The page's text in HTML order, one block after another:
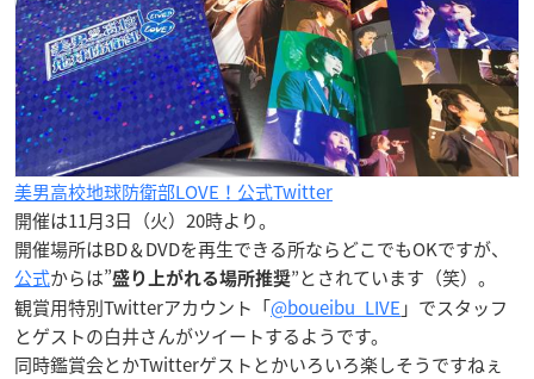
美男高校地球防衛部LOVE！公式Twitter
開催は11月3日（火）20時より。
開催場所はBD＆DVDを再生できる所ならどこでもOKですが、
公式からは”盛り上がれる場所推奨”とされています（笑）。
観賞用特別Twitterアカウント「@boueibu_LIVE 」でスタッフ
とゲストの白井さんがツイートするようです。
同時鑑賞会とかTwitterゲストとかいろいろ楽しそうですねぇ